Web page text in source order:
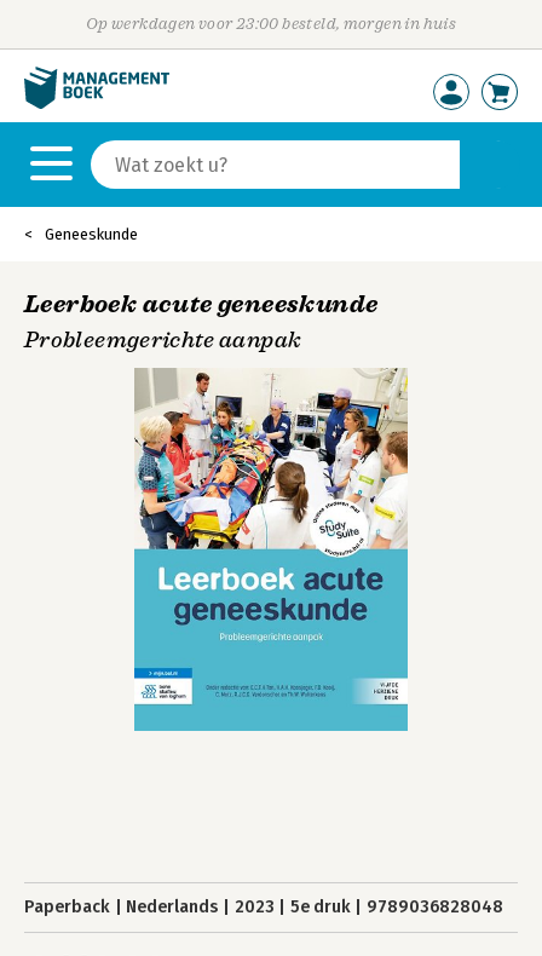
Op werkdagen voor 23:00 besteld, morgen in huis
Geneeskunde
Leerboek acute geneeskunde
Probleemgerichte aanpak
Paperback Nederlands 2023 5e druk 9789036828048